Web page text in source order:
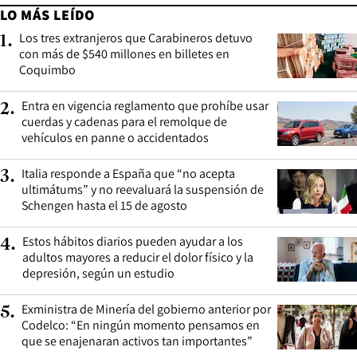
LO MÁS LEÍDO
1. Los tres extranjeros que Carabineros detuvo
con más de $540 millones en billetes en
Coquimbo
2. Entra en vigencia reglamento que prohíbe usar
cuerdas y cadenas para el remolque de
vehículos en panne o accidentados
3. Italia responde a España que “no acepta
ultimátums” y no reevaluará la suspensión de
Schengen hasta el 15 de agosto
4. Estos hábitos diarios pueden ayudar a los
adultos mayores a reducir el dolor físico y la
depresión, según un estudio
5. Exministra de Minería del gobierno anterior por
Codelco: “En ningún momento pensamos en
que se enajenaran activos tan importantes”